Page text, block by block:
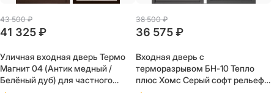
43 500 ₽
41 325 ₽
Уличная входная дверь Термо
Магнит 04 (Антик медный /
Белёный дуб) для частного
38 500 ₽
36 575 ₽
Входная дверь с
терморазрывом БН-10 Тепло
плюс Хомс Серый софт рельеф